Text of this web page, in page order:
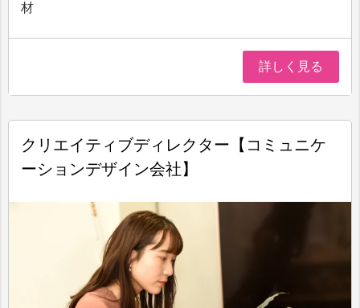
材
詳しく見る
クリエイティブディレクター【コミュニケ
ーションデザイン会社】